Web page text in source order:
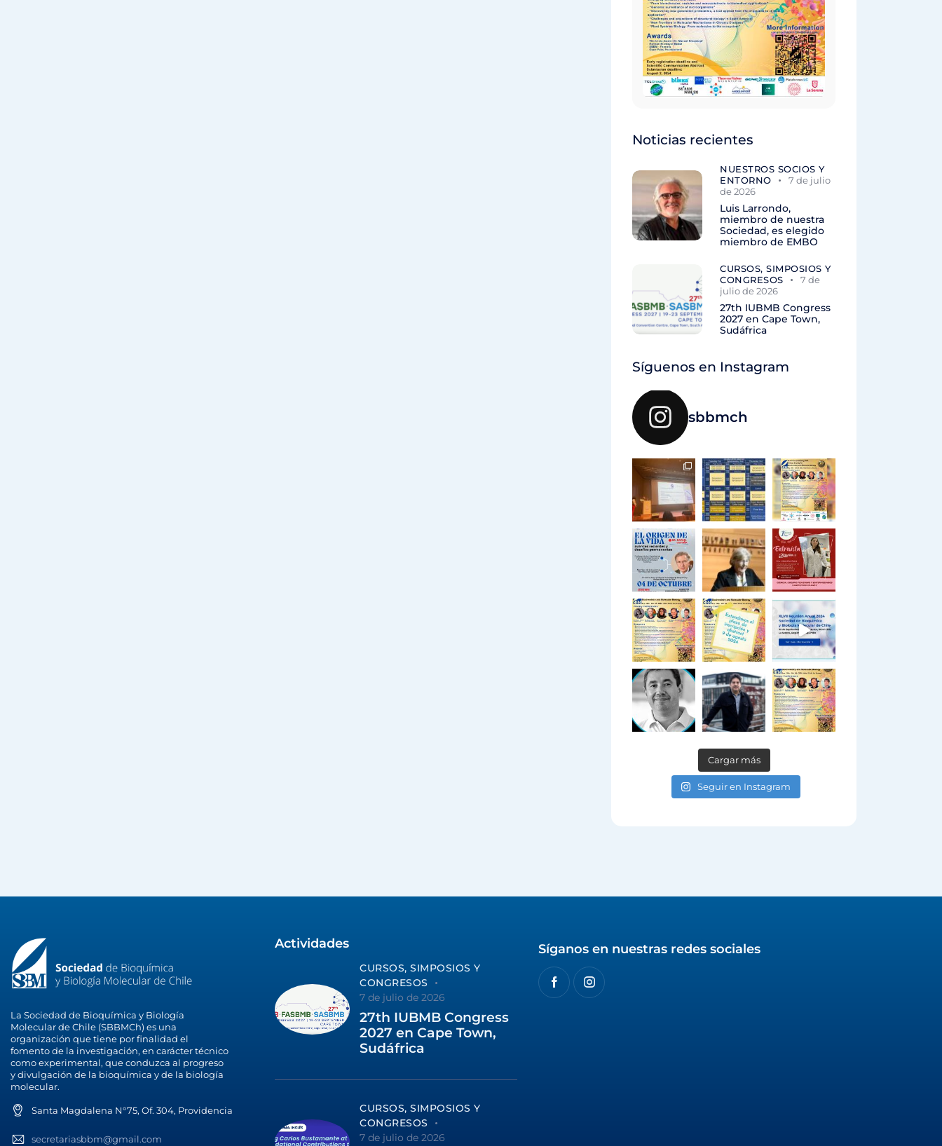
Noticias recientes
NUESTROS SOCIOS Y
ENTORNO
7 de julio
de 2026
Luis Larrondo,
miembro de nuestra
Sociedad, es elegido
miembro de EMBO
CURSOS, SIMPOSIOS Y
CONGRESOS
7 de
julio de 2026
27th IUBMB Congress
2027 en Cape Town,
Sudáfrica
Síguenos en Instagram
sbbmch
Cargar más
Seguir en Instagram
La Sociedad de Bioquímica y Biología
Molecular de Chile (SBBMCh) es una
organización que tiene por finalidad el
fomento de la investigación, en carácter técnico
como experimental, que conduzca al progreso
y divulgación de la bioquímica y de la biología
molecular.
Santa Magdalena N°75, Of. 304, Providencia
secretariasbbm@gmail.com
Actividades
CURSOS, SIMPOSIOS Y
CONGRESOS
7 de julio de 2026
27th IUBMB Congress
2027 en Cape Town,
Sudáfrica
CURSOS, SIMPOSIOS Y
CONGRESOS
7 de julio de 2026
Síganos en nuestras redes sociales